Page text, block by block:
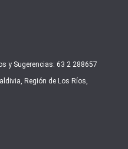
y Sugerencias: 63 2 288657
Región de Los Ríos,